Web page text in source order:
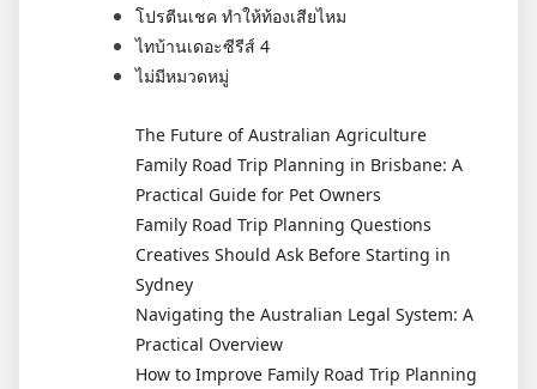
โปรตีนเชค ทำให้ท้องเสียไหม
ไทบ้านเดอะซีรีส์ 4
ไม่มีหมวดหมู่
The Future of Australian Agriculture
Family Road Trip Planning in Brisbane: A
Practical Guide for Pet Owners
Family Road Trip Planning Questions
Creatives Should Ask Before Starting in
Sydney
Navigating the Australian Legal System: A
Practical Overview
How to Improve Family Road Trip Planning